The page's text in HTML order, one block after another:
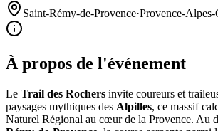
Saint-Rémy-de-Provence·Provence-
À propos de l'événement
Le Trail des Rochers invite coureurs et
paysages mythiques des Alpilles, ce massif
Naturel Régional au cœur de la Provence. Au